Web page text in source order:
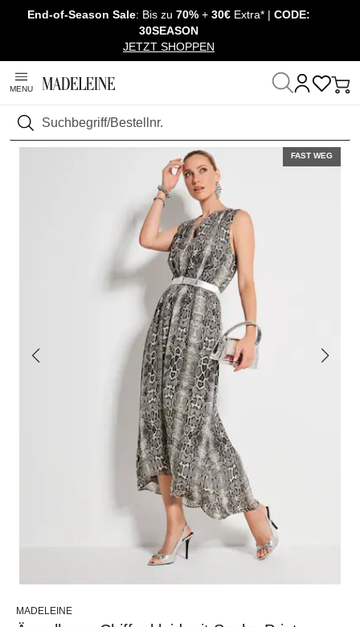
Überspringe Navigation, direkt zum Content
End-of-Season Sale: Bis zu 70% + 30€ Extra* | CODE:
30SEASON
JETZT SHOPPEN
MENU
Suchen
Startseite Mode Kleider
FAST WEG
MADELEINE